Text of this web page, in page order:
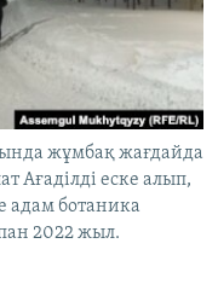
жұмбақ жағдайда
Ағаділді еске алып,
адам ботаника
2022 жыл.